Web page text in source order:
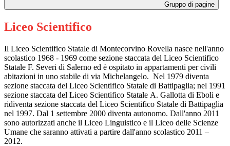
Gruppo di pagine
Liceo Scientifico
Il Liceo Scientifico Statale di Montecorvino Rovella nasce nell'anno
scolastico 1968 - 1969 come sezione staccata del Liceo Scientifico
Statale F. Severi di Salerno ed è ospitato in appartamenti per civili
abitazioni in uno stabile di via Michelangelo. Nel 1979 diventa
sezione staccata del Liceo Scientifico Statale di Battipaglia; nel 1991
sezione staccata del Liceo Scientifico Statale A. Gallotta di Eboli e
ridiventa sezione staccata del Liceo Scientifico Statale di Battipaglia
nel 1997. Dal 1 settembre 2000 diventa autonomo. Dall'anno 2011
sono autorizzati anche il Liceo Linguistico e il Liceo delle Scienze
Umane che saranno attivati a partire dall'anno scolastico 2011 –
2012.